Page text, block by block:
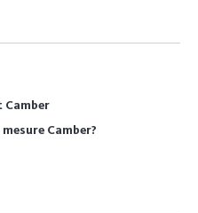
Camber
Camber?